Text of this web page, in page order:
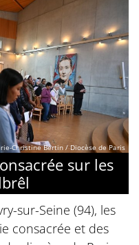
Christine Bertin / Diocèse de Paris
sur les
sur-Seine (94), les
consacrée et des